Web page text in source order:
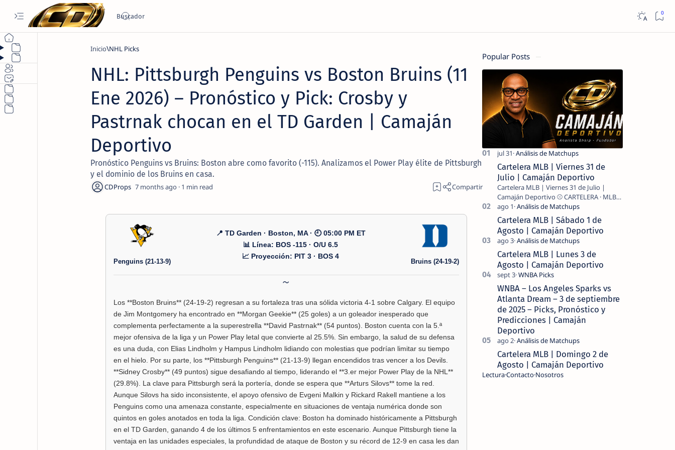
Inicio NHL Picks
NHL: Pittsburgh Penguins vs Boston Bruins (11
Ene 2026) – Pronóstico y Pick: Crosby y
Pastrnak chocan en el TD Garden | Camaján
Deportivo
Pronóstico Penguins vs Bruins: Boston abre como favorito (-115). Analizamos el Power Play élite de Pittsburgh
y el dominio de los Bruins en casa.
7 months ago 1
Penguins (21-13-9)
📍 TD Garden · Boston, MA · 🕘 05:00 PM ET
📊 Línea: BOS -115 · O/U 6.5
📈 Proyección: PIT 3 · BOS 4
Bruins (24-19-2)
Los **Boston Bruins** (24-19-2) regresan a su fortaleza tras una sólida victoria 4-1 sobre Calgary. El equipo
de Jim Montgomery ha encontrado en **Morgan Geekie** (25 goles) a un goleador inesperado que
complementa perfectamente a la superestrella **David Pastrnak** (54 puntos). Boston cuenta con la 5.ª
mejor ofensiva de la liga y un Power Play letal que convierte al 25.5%. Sin embargo, la salud de su defensa
es una duda, con Elias Lindholm y Hampus Lindholm lidiando con molestias que podrían limitar su tiempo
en el hielo. Por su parte, los **Pittsburgh Penguins** (21-13-9) llegan encendidos tras vencer a los Devils.
**Sidney Crosby** (49 puntos) sigue desafiando al tiempo, liderando el **3.er mejor Power Play de la NHL**
(29.8%). La clave para Pittsburgh será la portería, donde se espera que **Arturs Silovs** tome la red.
Aunque Silovs ha sido inconsistente, el apoyo ofensivo de Evgeni Malkin y Rickard Rakell mantiene a los
Penguins como una amenaza constante, especialmente en situaciones de ventaja numérica donde son
quintos en goles anotados en toda la liga. Condición clave: Boston ha dominado históricamente a Pittsburgh
en el TD Garden, ganando 4 de los últimos 5 enfrentamientos en este escenario. Aunque Pittsburgh tiene la
ventaja en las unidades especiales, la profundidad de ataque de Boston y su récord de 12-9 en casa les dan
Popular Posts
Cartelera MLB | Viernes 31 de
Julio | Camaján Deportivo
Cartelera MLB | Viernes 31 de Julio |
Camaján Deportivo ⚾ CARTELERA · MLB
2026 ⚾ MI LECTURA DEL DÍA …
Cartelera MLB | Sábado 1 de
Agosto | Camaján Deportivo
Cartelera MLB | Lunes 3 de
Agosto | Camaján Deportivo
WNBA – Los Angeles Sparks vs
Atlanta Dream – 3 de septiembre
de 2025 – Picks, Pronóstico y
Predicciones | Camaján
Deportivo
Cartelera MLB | Domingo 2 de
Agosto | Camaján Deportivo
LecturaContactoNosotros